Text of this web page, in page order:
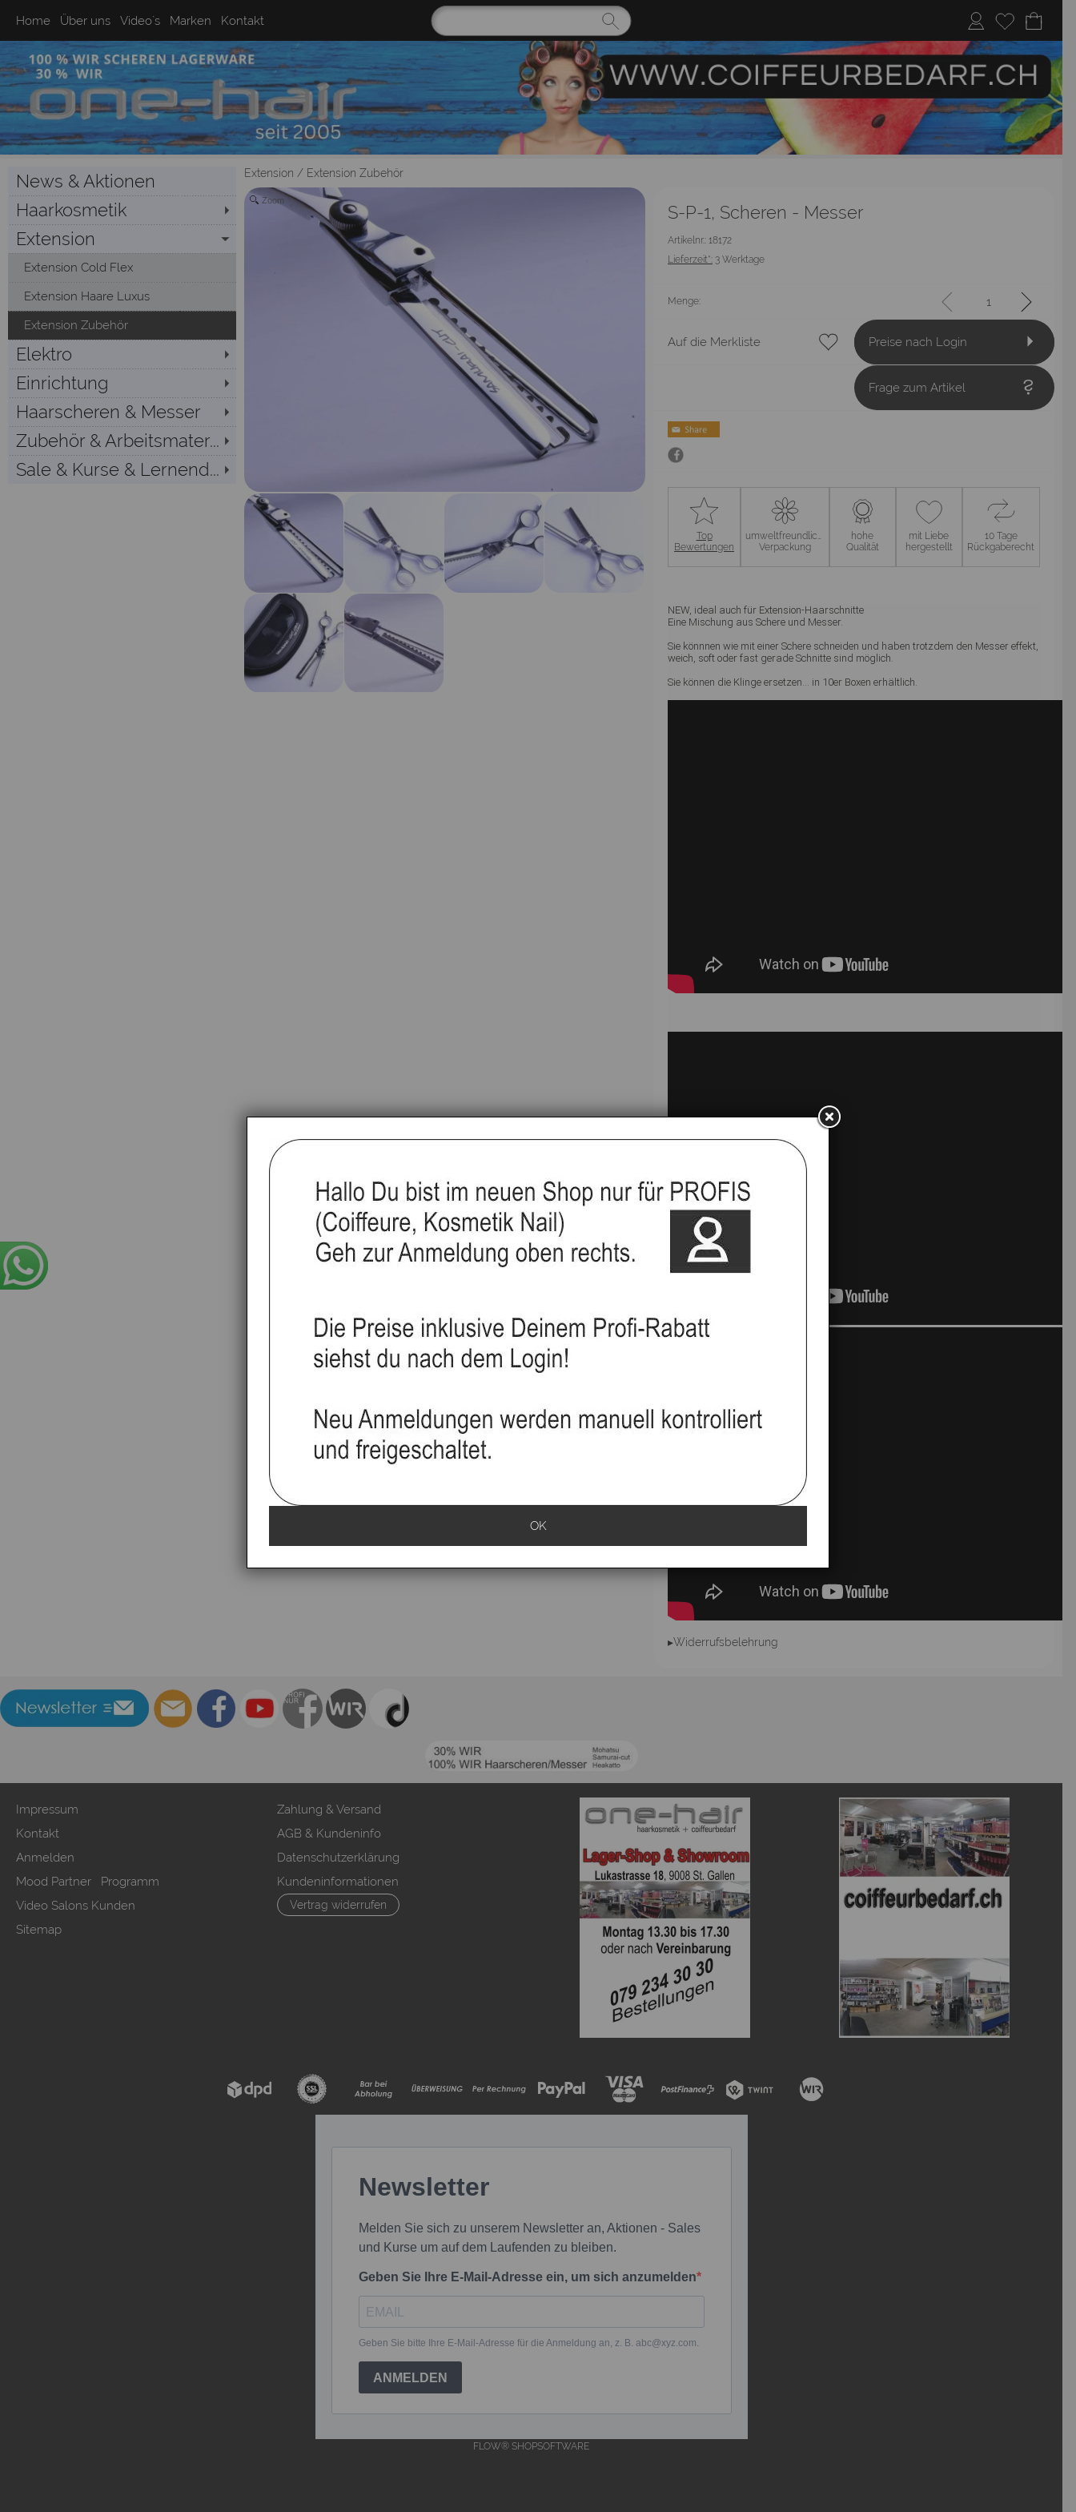
Home Über uns Video`s Marken Kontakt
News & Aktionen
Haarkosmetik
Extension
Extension Cold Flex
Extension Haare Luxus
Extension Zubehör
Elektro
Einrichtung
Haarscheren & Messer
Zubehör & Arbeitsmater...
Sale & Kurse & Lernend...
Extension / Extension Zubehör
Zoom
S-P-1, Scheren - Messer
Artikelnr.: 18172
Lieferzeit*: 3 Werktage
Menge:
Auf die Merkliste Preise nach Login
Frage zum Artikel
Top
Bewertungen
umweltfreundliche
Verpackung
hohe
Qualität
mit Liebe
hergestellt
10 Tage
Rückgaberecht
NEW, ideal auch für Extension-Haarschnitte
Eine Mischung aus Schere und Messer.
Sie könnnen wie mit einer Schere schneiden und haben trotzdem den Messer effekt,
weich, soft oder fast gerade Schnitte sind möglich.
Sie können die Klinge ersetzen... in 10er Boxen erhältlich.
▸Widerrufsbelehrung
Impressum
Kontakt
Anmelden
Mood Partner Programm
Video Salons Kunden
Sitemap
Zahlung & Versand
AGB & Kundeninfo
Datenschutzerklärung
Kundeninformationen
Vertrag widerrufen
FLOW® SHOPSOFTWARE
OK